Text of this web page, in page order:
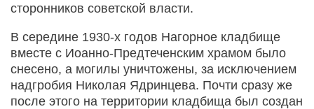
сторонников советской власти.
В середине 1930-х годов Нагорное кладбище
вместе с Иоанно-Предтеченским храмом было
снесено, а могилы уничтожены, за исключением
надгробия Николая Ядринцева. Почти сразу же
после этого на территории кладбища был создан